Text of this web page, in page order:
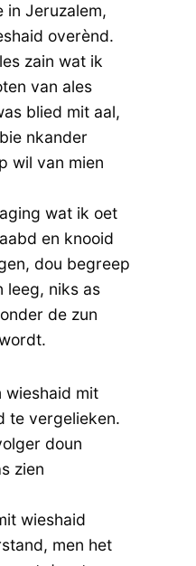
in Jeruzalem,
overènd.
zain wat ik
van ales
blied mit aal,
nkander
wil van mien
wat ik oet
en knooid
dou begreep
leeg, niks as
de zun
wieshaid mit
te vergelieken.
doun
zien
wieshaid
men het